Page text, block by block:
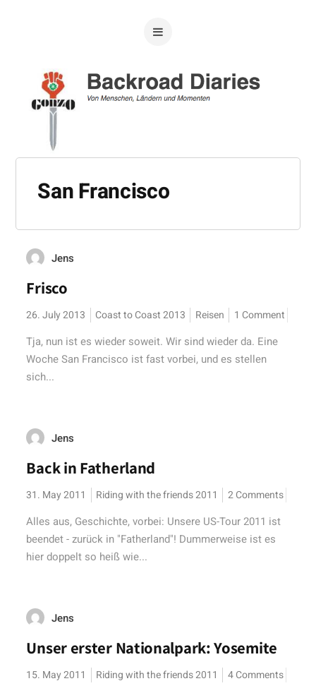
San Francisco
Jens
Frisco
26. July 2013 Coast to Coast 2013 Reisen 1 Comment
Tja, nun ist es wieder soweit. Wir sind wieder da. Eine
Woche San Francisco ist fast vorbei, und es stellen
sich...
Jens
Back in Fatherland
31. May 2011 Riding with the friends 2011 2 Comments
Alles aus, Geschichte, vorbei: Unsere US-Tour 2011 ist
beendet - zurück in "Fatherland"! Dummerweise ist es
hier doppelt so heiß wie...
Jens
Unser erster Nationalpark: Yosemite
15. May 2011 Riding with the friends 2011 4 Comments